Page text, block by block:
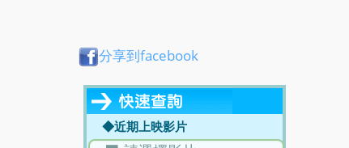
分享到facebook
◆近期上映影片